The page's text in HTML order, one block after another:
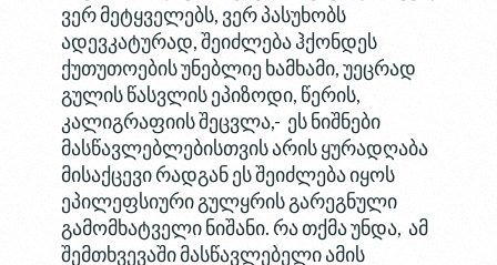
ვერ მეტყველებს, ვერ პასუხობს
ადევკატურად, შეიძლება ჰქონდეს
ქუთუთოების უნებლიე ხამხამი, უეცრად
გულის წასვლის ეპიზოდი, წერის,
კალიგრაფიის შეცვლა,- ეს ნიშნები
მასწავლებლებისთვის არის ყურადღაბა
მისაქცევი რადგან ეს შეიძლება იყოს
ეპილეფსიური გულყრის გარეგნული
გამომხატველი ნიშანი. რა თქმა უნდა, ამ
შემთხვევაში მასწავლებელი ამის